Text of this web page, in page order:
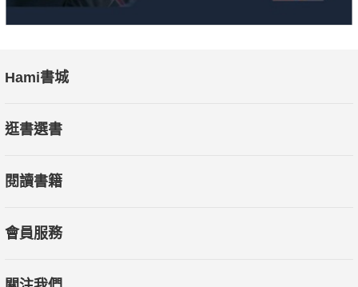
Hami書城
逛書選書
閱讀書籍
會員服務